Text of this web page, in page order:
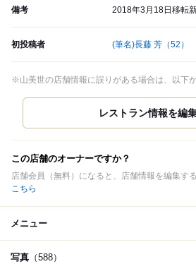
備考 2018年3月18日移転
初投稿者 (筆名)長藤 芳 （52）
※山美世の店舗情報に誤りがある場合は、以下
この店舗のオーナーですか？
店舗会員（無料）になると、店舗情報を編集す
こちら
メニュー
写真 （588）